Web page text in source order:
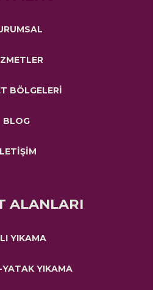
BÖLGELERİ
BLOG
ALANLARI
YIKAMA
YATAK YIKAMA